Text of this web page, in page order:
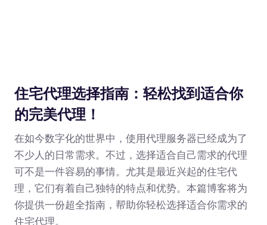
住宅代理选择指南：轻松找到适合你
的完美代理！
在如今数字化的世界中，使用代理服务器已经成为了
不少人的日常需求。不过，选择适合自己需求的代理
可不是一件容易的事情。尤其是最近兴起的住宅代
理，它们有着自己独特的特点和优势。本篇博客将为
你提供一份超全指南，帮助你轻松选择适合你需求的
住宅代理。